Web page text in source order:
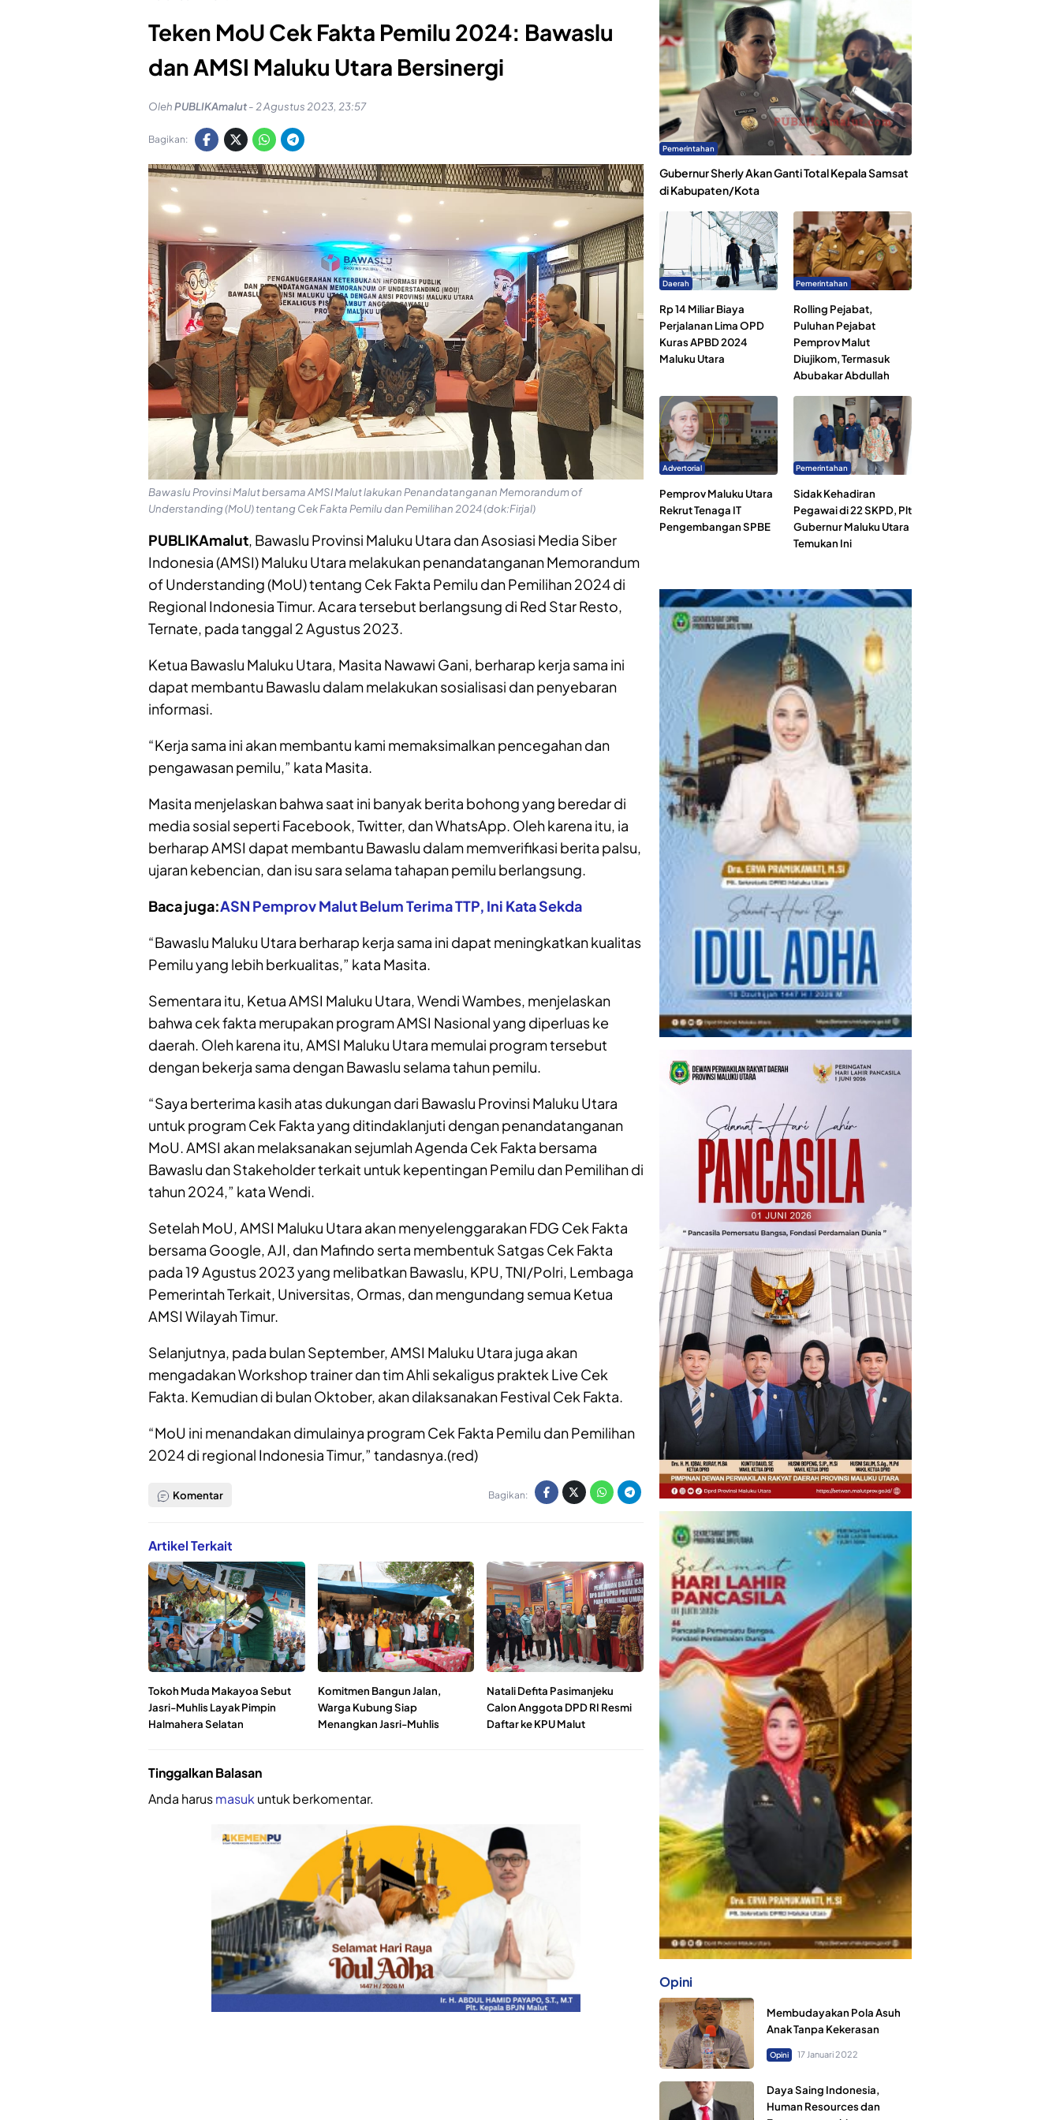
Teken MoU Cek Fakta Pemilu 2024: Bawaslu
dan AMSI Maluku Utara Bersinergi
OlehPUBLIKAmalut- 2 Agustus 2023, 23:57
Bagikan:
Bawaslu Provinsi Malut bersama AMSI Malut lakukan Penandatanganan Memorandum of
Understanding (MoU) tentang Cek Fakta Pemilu dan Pemilihan 2024 (dok:Firjal)
PUBLIKAmalut, Bawaslu Provinsi Maluku Utara dan Asosiasi Media Siber
Indonesia (AMSI) Maluku Utara melakukan penandatanganan Memorandum
of Understanding (MoU) tentang Cek Fakta Pemilu dan Pemilihan 2024 di
Regional Indonesia Timur. Acara tersebut berlangsung di Red Star Resto,
Ternate, pada tanggal 2 Agustus 2023.
Ketua Bawaslu Maluku Utara, Masita Nawawi Gani, berharap kerja sama ini
dapat membantu Bawaslu dalam melakukan sosialisasi dan penyebaran
informasi.
“Kerja sama ini akan membantu kami memaksimalkan pencegahan dan
pengawasan pemilu,” kata Masita.
Masita menjelaskan bahwa saat ini banyak berita bohong yang beredar di
media sosial seperti Facebook, Twitter, dan WhatsApp. Oleh karena itu, ia
berharap AMSI dapat membantu Bawaslu dalam memverifikasi berita palsu,
ujaran kebencian, dan isu sara selama tahapan pemilu berlangsung.
Baca juga:ASN Pemprov Malut Belum Terima TTP, Ini Kata Sekda
“Bawaslu Maluku Utara berharap kerja sama ini dapat meningkatkan kualitas
Pemilu yang lebih berkualitas,” kata Masita.
Sementara itu, Ketua AMSI Maluku Utara, Wendi Wambes, menjelaskan
bahwa cek fakta merupakan program AMSI Nasional yang diperluas ke
daerah. Oleh karena itu, AMSI Maluku Utara memulai program tersebut
dengan bekerja sama dengan Bawaslu selama tahun pemilu.
“Saya berterima kasih atas dukungan dari Bawaslu Provinsi Maluku Utara
untuk program Cek Fakta yang ditindaklanjuti dengan penandatanganan
MoU. AMSI akan melaksanakan sejumlah Agenda Cek Fakta bersama
Bawaslu dan Stakeholder terkait untuk kepentingan Pemilu dan Pemilihan di
tahun 2024,” kata Wendi.
Setelah MoU, AMSI Maluku Utara akan menyelenggarakan FDG Cek Fakta
bersama Google, AJI, dan Mafindo serta membentuk Satgas Cek Fakta
pada 19 Agustus 2023 yang melibatkan Bawaslu, KPU, TNI/Polri, Lembaga
Pemerintah Terkait, Universitas, Ormas, dan mengundang semua Ketua
AMSI Wilayah Timur.
Selanjutnya, pada bulan September, AMSI Maluku Utara juga akan
mengadakan Workshop trainer dan tim Ahli sekaligus praktek Live Cek
Fakta. Kemudian di bulan Oktober, akan dilaksanakan Festival Cek Fakta.
“MoU ini menandakan dimulainya program Cek Fakta Pemilu dan Pemilihan
2024 di regional Indonesia Timur,” tandasnya.(red)
Komentar Bagikan:
Artikel Terkait
Tokoh Muda Makayoa Sebut
Jasri-Muhlis Layak Pimpin
Halmahera Selatan
Komitmen Bangun Jalan,
Warga Kubung Siap
Menangkan Jasri-Muhlis
Natali Defita Pasimanjeku
Calon Anggota DPD RI Resmi
Daftar ke KPU Malut
Tinggalkan Balasan
Anda harusmasukuntuk berkomentar.
Pemerintahan
Gubernur Sherly Akan Ganti Total Kepala Samsat
di Kabupaten/Kota
Daerah
Rp 14 Miliar Biaya
Perjalanan Lima OPD
Kuras APBD 2024
Maluku Utara
Pemerintahan
Rolling Pejabat,
Puluhan Pejabat
Pemprov Malut
Diujikom, Termasuk
Abubakar Abdullah
Advertorial
Pemprov Maluku Utara
Rekrut Tenaga IT
Pengembangan SPBE
Pemerintahan
Sidak Kehadiran
Pegawai di 22 SKPD, Plt
Gubernur Maluku Utara
Temukan Ini
Opini
Membudayakan Pola Asuh
Anak Tanpa Kekerasan
Opini 17 Januari 2022
Daya Saing Indonesia,
Human Resources dan